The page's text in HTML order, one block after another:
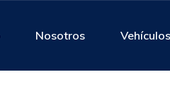
Nosotros Vehículos